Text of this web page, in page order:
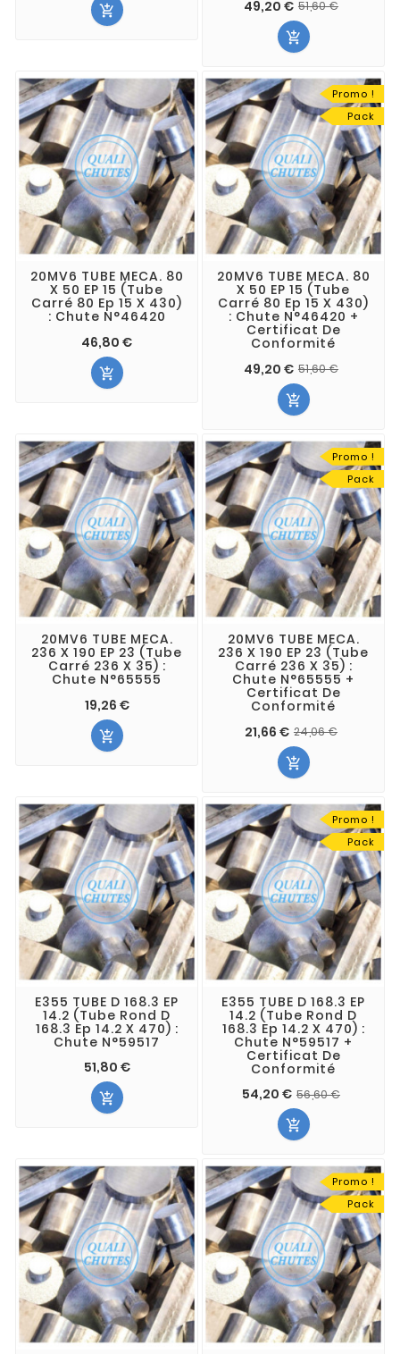

49,20 € 51,60 €

20MV6 TUBE MECA. 80
X 50 EP 15 (Tube
Carré 80 Ep 15 X 430)
: Chute N°46420
46,80 €

Promo !
Pack
20MV6 TUBE MECA. 80
X 50 EP 15 (Tube
Carré 80 Ep 15 X 430)
: Chute N°46420 +
Certificat De
Conformité
49,20 € 51,60 €

20MV6 TUBE MECA.
236 X 190 EP 23 (Tube
Carré 236 X 35) :
Chute N°65555
19,26 €

Promo !
Pack
20MV6 TUBE MECA.
236 X 190 EP 23 (Tube
Carré 236 X 35) :
Chute N°65555 +
Certificat De
Conformité
21,66 € 24,06 €

E355 TUBE D 168.3 EP
14.2 (Tube Rond D
168.3 Ep 14.2 X 470) :
Chute N°59517
51,80 €

Promo !
Pack
E355 TUBE D 168.3 EP
14.2 (Tube Rond D
168.3 Ep 14.2 X 470) :
Chute N°59517 +
Certificat De
Conformité
54,20 € 56,60 €

Promo !
Pack